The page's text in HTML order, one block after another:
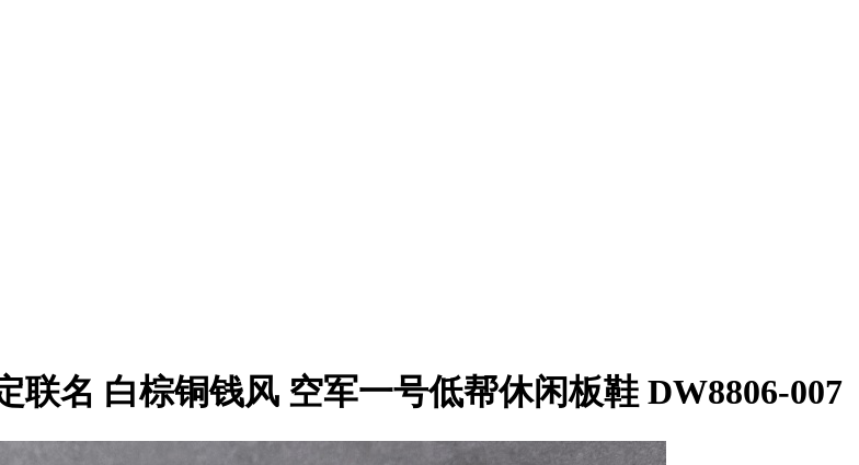
联名 白棕铜钱风 空军一号低帮休闲板鞋 DW8806-007